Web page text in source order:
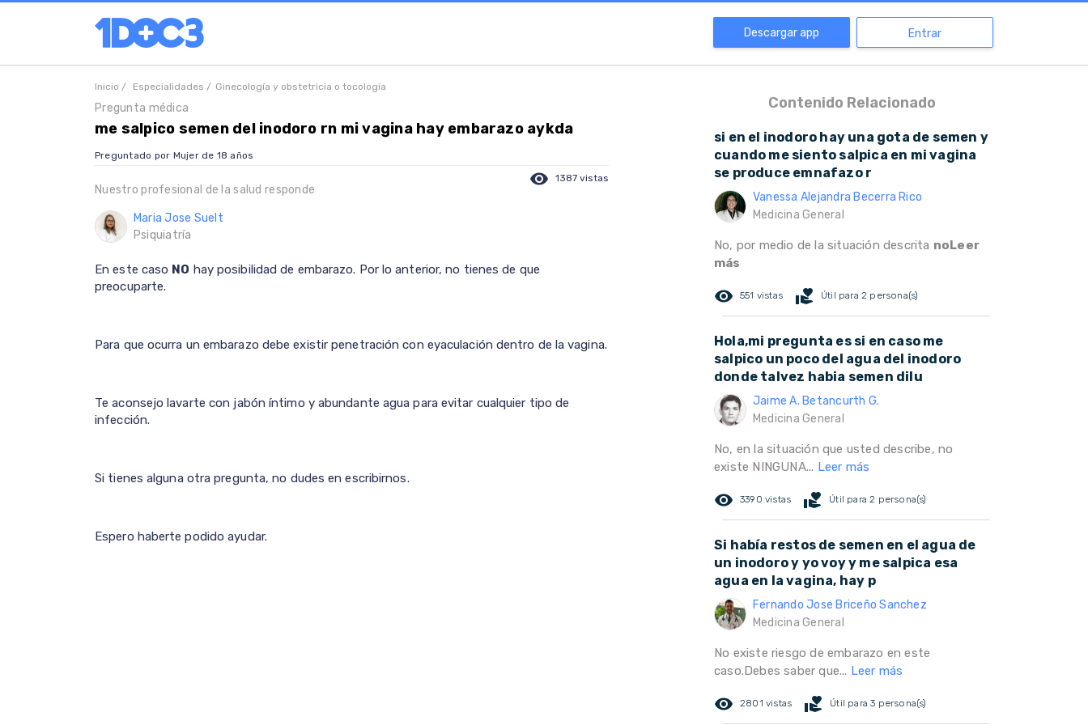
Descargar app Entrar
Inicio / Especialidades / Ginecología y obstetricia o tocología
Pregunta médica
me salpico semen del inodoro rn mi vagina hay embarazo aykda
Preguntado por Mujer de 18 años
visibility 1387 vistas
Nuestro profesional de la salud responde
Maria Jose Suelt
Psiquiatría
En este caso NO hay posibilidad de embarazo. Por lo anterior, no tienes de que
preocuparte.
Para que ocurra un embarazo debe existir penetración con eyaculación dentro de la vagina.
Te aconsejo lavarte con jabón íntimo y abundante agua para evitar cualquier tipo de
infección.
Si tienes alguna otra pregunta, no dudes en escribirnos.
Espero haberte podido ayudar.
Contenido Relacionado
si en el inodoro hay una gota de semen y
cuando me siento salpica en mi vagina
se produce emnafazo r
Vanessa Alejandra Becerra Rico
Medicina General
No, por medio de la situación descrita noLeer
más
remove_red_eye 551 vistas volunteer_activism Útil para 2 persona(s)
Hola,mi pregunta es si en caso me
salpico un poco del agua del inodoro
donde talvez habia semen dilu
Jaime A. Betancurth G.
Medicina General
No, en la situación que usted describe, no
existe NINGUNA... Leer más
remove_red_eye 3390 vistas volunteer_activism Útil para 2 persona(s)
Si había restos de semen en el agua de
un inodoro y yo voy y me salpica esa
agua en la vagina, hay p
Fernando Jose Briceño Sanchez
Medicina General
No existe riesgo de embarazo en este
caso.Debes saber que... Leer más
remove_red_eye 2801 vistas volunteer_activism Útil para 3 persona(s)